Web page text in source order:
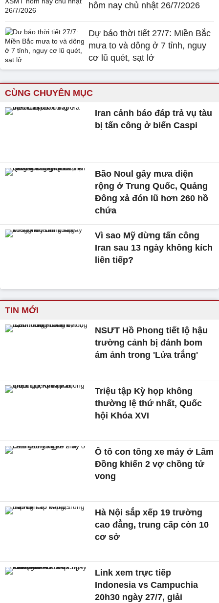
hôm nay chủ nhật 26/7/2026
Dự báo thời tiết 27/7: Miền Bắc
mưa to và dông ở 7 tỉnh, nguy
cơ lũ quét, sạt lở
CÙNG CHUYÊN MỤC
Iran cảnh báo đáp trả vụ tàu
bị tấn công ở biển Caspi
Bão Noul gây mưa diện
rộng ở Trung Quốc, Quảng
Đông xả đón lũ hơn 260 hồ
chứa
Vì sao Mỹ dừng tấn công
Iran sau 13 ngày không kích
liên tiếp?
TIN MỚI
NSƯT Hồ Phong tiết lộ hậu
trường cảnh bị đánh bom
ám ảnh trong 'Lửa trắng'
Triệu tập Kỳ họp không
thường lệ thứ nhất, Quốc
hội Khóa XVI
Ô tô con tông xe máy ở Lâm
Đồng khiến 2 vợ chồng tử
vong
Hà Nội sắp xếp 19 trường
cao đẳng, trung cấp còn 10
cơ sở
Link xem trực tiếp
Indonesia vs Campuchia
20h30 ngày 27/7, giải